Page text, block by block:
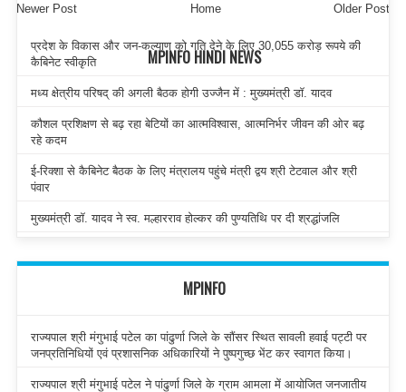
Newer Post Older Post
Home
MPINFO HINDI NEWS
प्रदेश के विकास और जन-कल्याण को गति देने के लिए 30,055 करोड़ रूपये की
कैबिनेट स्वीकृति
मध्य क्षेत्रीय परिषद् की अगली बैठक होगी उज्जैन में : मुख्यमंत्री डॉ. यादव
कौशल प्रशिक्षण से बढ़ रहा बेटियों का आत्मविश्वास, आत्मनिर्भर जीवन की ओर बढ़
रहे कदम
ई-रिक्शा से कैबिनेट बैठक के लिए मंत्रालय पहुंचे मंत्री द्वय श्री टेटवाल और श्री
पंवार
मुख्यमंत्री डॉ. यादव ने स्व. मल्हारराव होल्कर की पुण्यतिथि पर दी श्रद्धांजलि
MPINFO
राज्यपाल श्री मंगुभाई पटेल का पांढुर्णा जिले के सौंसर स्थित सावली हवाई पट्टी पर
जनप्रतिनिधियों एवं प्रशासनिक अधिकारियों ने पुष्पगुच्छ भेंट कर स्वागत किया।
राज्यपाल श्री मंगुभाई पटेल ने पांढुर्णा जिले के ग्राम आमला में आयोजित जनजातीय